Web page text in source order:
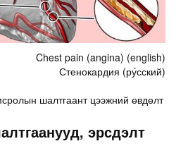
Chest pain (angina) (english)
Стенокардия (ру́сский)
шалтгаант цээжний өвдөлт
эрсдэлт